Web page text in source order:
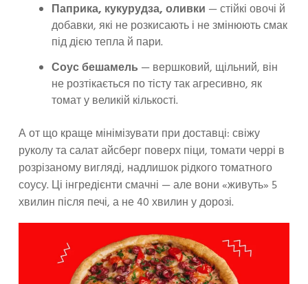
Паприка, кукурудза, оливки — стійкі овочі й
добавки, які не розкисають і не змінюють смак
під дією тепла й пари.
Соус бешамель — вершковий, щільний, він
не розтікається по тісту так агресивно, як
томат у великій кількості.
А от що краще мінімізувати при доставці: свіжу
руколу та салат айсберг поверх піци, томати черрі в
розрізаному вигляді, надлишок рідкого томатного
соусу. Ці інгредієнти смачні — але вони «живуть» 5
хвилин після печі, а не 40 хвилин у дорозі.